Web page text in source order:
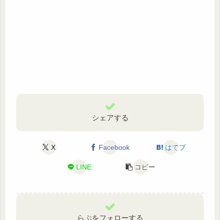
シェアする
X Facebook はてブ
LINE コピー
らぷをフォローする